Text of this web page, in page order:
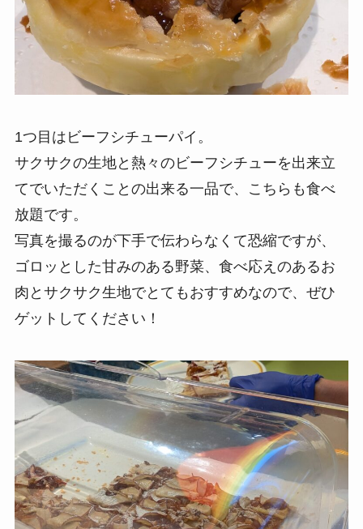
1つ目はビーフシチューパイ。
サクサクの生地と熱々のビーフシチューを出来立
てでいただくことの出来る一品で、こちらも食べ
放題です。
写真を撮るのが下手で伝わらなくて恐縮ですが、
ゴロッとした甘みのある野菜、食べ応えのあるお
肉とサクサク生地でとてもおすすめなので、ぜひ
ゲットしてください！